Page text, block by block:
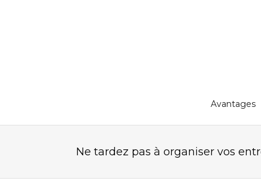
Avantages
Ne tardez pas à organiser vos